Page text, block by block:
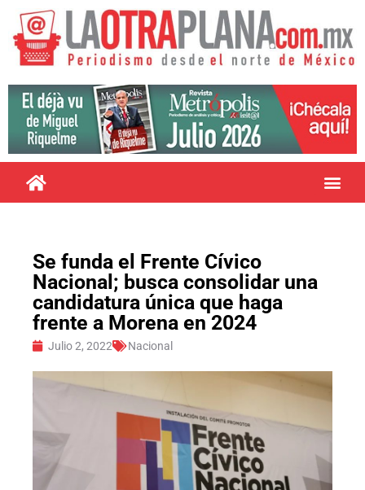
Se funda el Frente Cívico
Nacional; busca consolidar una
candidatura única que haga
frente a Morena en 2024
Julio 2, 2022 Nacional